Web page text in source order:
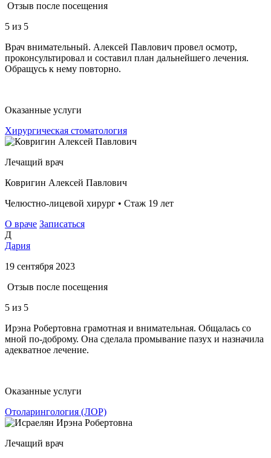
Отзыв после посещения
5 из 5
Врач внимательный. Алексей Павлович провел осмотр,
проконсультировал и составил план дальнейшего лечения.
Обращусь к нему повторно.
Оказанные услуги
Хирургическая стоматология
Лечащий врач
Ковригин Алексей Павлович
Челюстно-лицевой хирург • Стаж 19 лет
О враче Записаться
Д
Дария
19 сентября 2023
Отзыв после посещения
5 из 5
Ирэна Робертовна грамотная и внимательная. Общалась со
мной по-доброму. Она сделала промывание пазух и назначила
адекватное лечение.
Оказанные услуги
Отоларингология (ЛОР)
Лечащий врач